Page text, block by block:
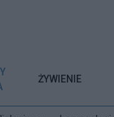
ŻYWIENIE